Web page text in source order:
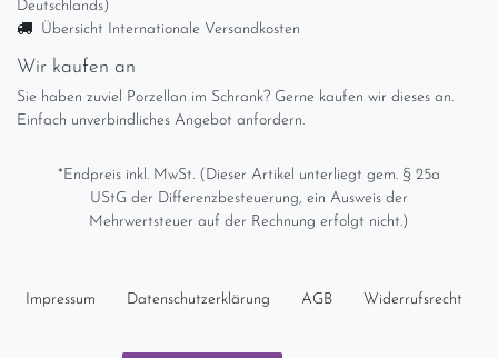
Deutschlands)
Übersicht Internationale Versandkosten
Wir kaufen an
Sie haben zuviel Porzellan im Schrank? Gerne kaufen wir dieses an.
Einfach unverbindliches Angebot anfordern.
*Endpreis inkl. MwSt. (Dieser Artikel unterliegt gem. § 25a
UStG der Differenzbesteuerung, ein Ausweis der
Mehrwertsteuer auf der Rechnung erfolgt nicht.)
Impressum Daten­schutz­erklärung AGB Widerrufs­recht